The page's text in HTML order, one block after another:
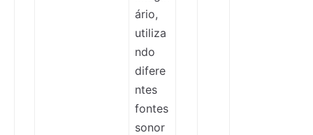
ário,
utiliza
ndo
difere
ntes
fontes
sonor